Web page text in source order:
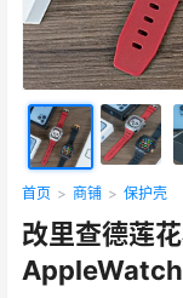
首页 > 商铺 > 保护壳
改里查德莲
AppleWatch